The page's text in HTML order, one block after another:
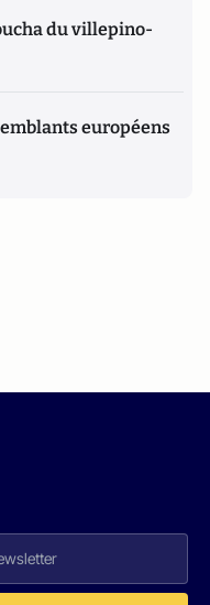
du villepino-
européens